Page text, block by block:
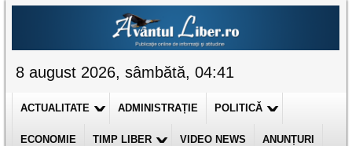
8 august 2026, sâmbătă, 04:41
ACTUALITATE ADMINISTRAȚIE POLITICĂ
ECONOMIE TIMP LIBER VIDEO NEWS ANUNȚURI